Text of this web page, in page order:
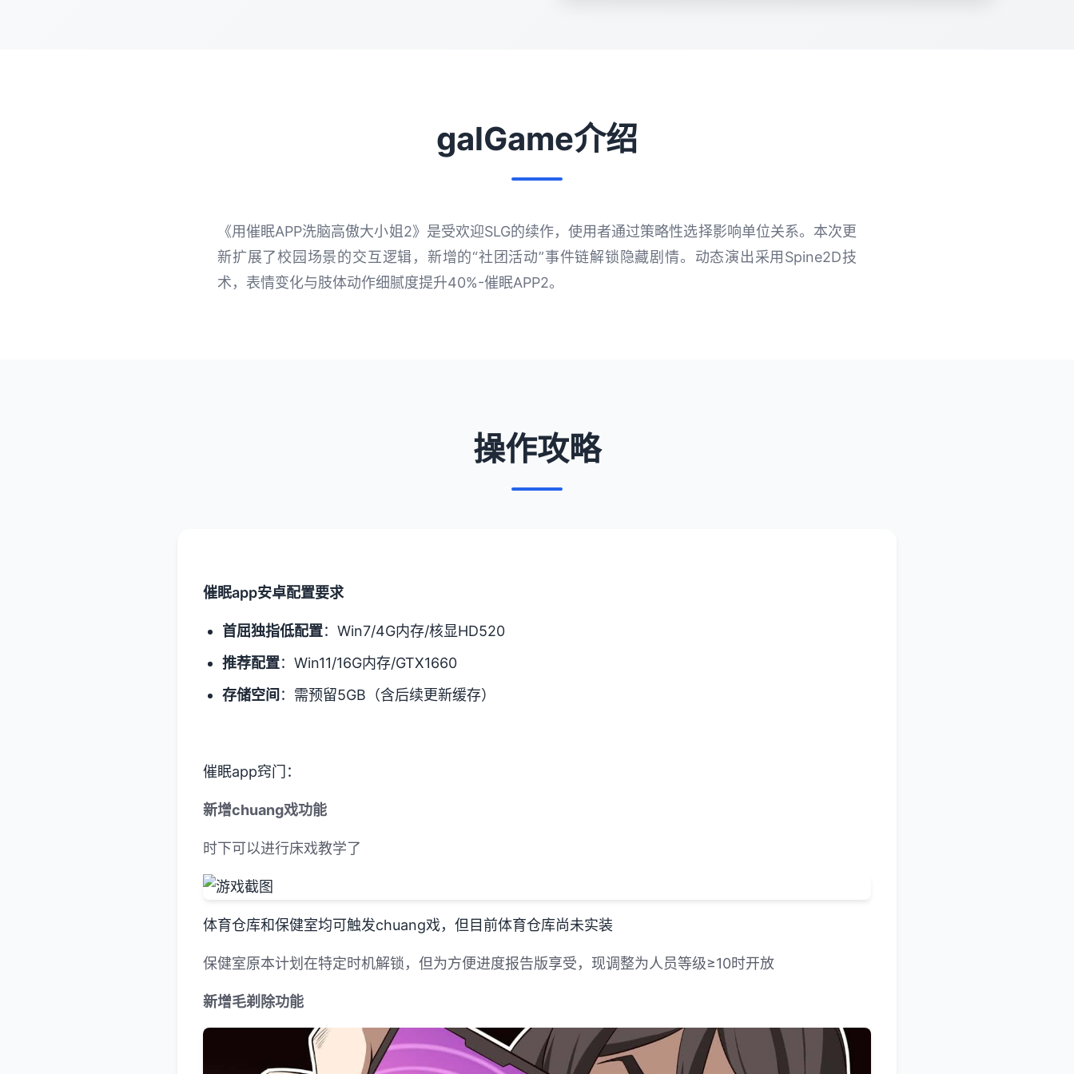
galGame介绍
《用催眠APP洗脑高傲大小姐2》是受欢迎SLG的续作，使用者通过策略性选择影响单位关系。本次更
新扩展了校园场景的交互逻辑，新增的“社团活动”事件链解锁隐藏剧情。动态演出采用Spine2D技
术，表情变化与肢体动作细腻度提升40%-催眠APP2。
操作攻略
催眠app安卓配置要求
​首屈独指低配置​​：Win7/4G内存/核显HD520
​推荐配置​​：Win11/16G内存/GTX1660
​存储空间​ ​：需预留5GB（含后续更新缓存）
催眠app窍门：
新增chuang戏功能
时下可以进行床戏教学了
体育仓库和保健室均可触发chuang戏，但目前体育仓库尚未实装
保健室原本计划在特定时机解锁，但为方便进度报告版享受，现调整为人员等级≥10时开放
新增毛剃除功能